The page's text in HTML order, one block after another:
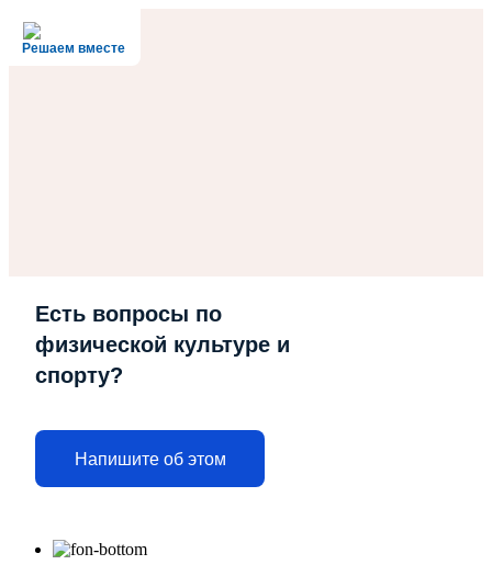
Решаем вместе
Есть вопросы по
физической культуре и
спорту?
Напишите об этом